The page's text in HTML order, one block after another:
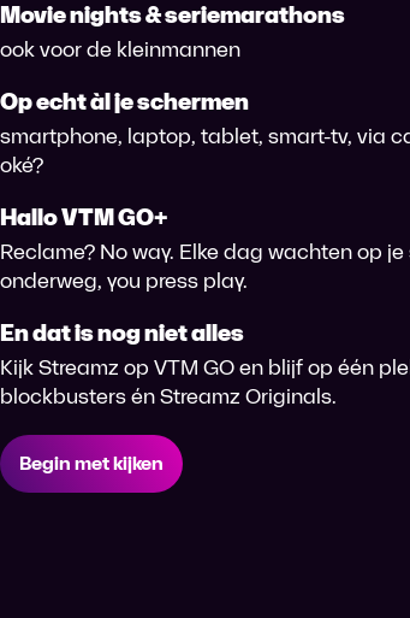
Movie nights & seriemarathons
ook voor de kleinmannen
Op echt àl je schermen
smartphone, laptop, tablet, smart-tv, via
oké?
Hallo VTM GO+
Reclame? No way. Elke dag wachten op
onderweg, you press play.
En dat is nog niet alles
Kijk Streamz op VTM GO en blijf op één
blockbusters én Streamz Originals.
Begin met kijken